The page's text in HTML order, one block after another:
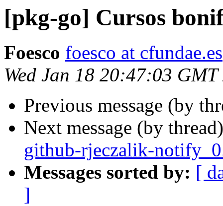
[pkg-go] Cursos
Foesco foesco at cfundae.es
Wed Jan 18 20:47:03 GMT
Previous message (by
Next message (by
github-rjeczalik-
Messages sorted by: [
]